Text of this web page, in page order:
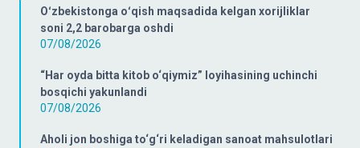
Oʻzbekistonga oʻqish maqsadida kelgan xorijliklar
soni 2,2 barobarga oshdi
07/08/2026
“Har oyda bitta kitob o‘qiymiz” loyihasining uchinchi
bosqichi yakunlandi
07/08/2026
Aholi jon boshiga to‘g‘ri keladigan sanoat mahsulotlari